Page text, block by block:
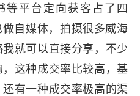
等平台定向获客占了四
自媒体，拍摄很多威海
就可以直接分享，不少
这种成交率比较高，基
有一种成交率极高的渠